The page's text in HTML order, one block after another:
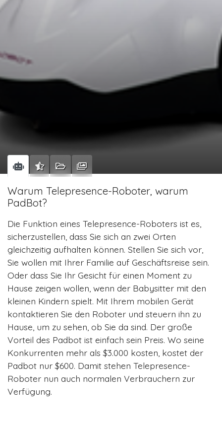
Warum Telepresence-Roboter, warum
PadBot?
Die Funktion eines Telepresence-Roboters ist es,
sicherzustellen, dass Sie sich an zwei Orten
gleichzeitig aufhalten können. Stellen Sie sich vor,
Sie wollen mit Ihrer Familie auf Geschäftsreise sein.
Oder dass Sie Ihr Gesicht für einen Moment zu
Hause zeigen wollen, wenn der Babysitter mit den
kleinen Kindern spielt. Mit Ihrem mobilen Gerät
kontaktieren Sie den Roboter und steuern ihn zu
Hause, um zu sehen, ob Sie da sind. Der große
Vorteil des Padbot ist einfach sein Preis. Wo seine
Konkurrenten mehr als $3.000 kosten, kostet der
Padbot nur $600. Damit stehen Telepresence-
Roboter nun auch normalen Verbrauchern zur
Verfügung.